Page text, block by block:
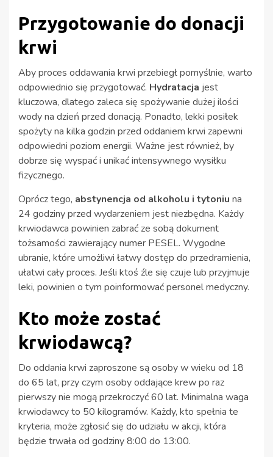
Przygotowanie do donacji
krwi
Aby proces oddawania krwi przebiegł pomyślnie, warto
odpowiednio się przygotować. Hydratacja jest
kluczowa, dlatego zaleca się spożywanie dużej ilości
wody na dzień przed donacją. Ponadto, lekki posiłek
spożyty na kilka godzin przed oddaniem krwi zapewni
odpowiedni poziom energii. Ważne jest również, by
dobrze się wyspać i unikać intensywnego wysiłku
fizycznego.
Oprócz tego, abstynencja od alkoholu i tytoniu na
24 godziny przed wydarzeniem jest niezbędna. Każdy
krwiodawca powinien zabrać ze sobą dokument
tożsamości zawierający numer PESEL. Wygodne
ubranie, które umożliwi łatwy dostęp do przedramienia,
ułatwi cały proces. Jeśli ktoś źle się czuje lub przyjmuje
leki, powinien o tym poinformować personel medyczny.
Kto może zostać
krwiodawcą?
Do oddania krwi zaproszone są osoby w wieku od 18
do 65 lat, przy czym osoby oddające krew po raz
pierwszy nie mogą przekroczyć 60 lat. Minimalna waga
krwiodawcy to 50 kilogramów. Każdy, kto spełnia te
kryteria, może zgłosić się do udziału w akcji, która
będzie trwała od godziny 8:00 do 13:00.